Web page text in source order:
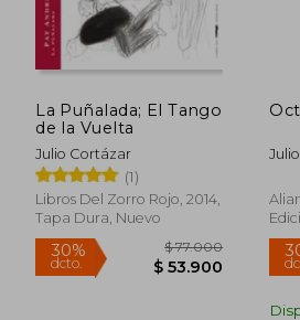
La Puñalada; El Tango
de la Vuelta
Julio Cortázar
(1)
Libros Del Zorro Rojo, 2014,
Tapa Dura, Nuevo